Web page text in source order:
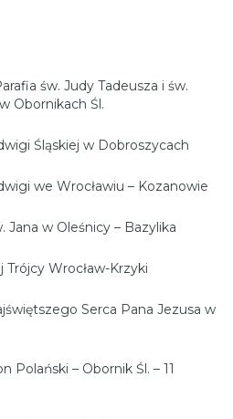
św. Judy Tadeusza i św.
Obornikach Śl.
Śląskiej w Dobroszycach
we Wrocławiu – Kozanowie
Jana w Oleśnicy – Bazylika
Trójcy Wrocław-Krzyki
Serca Pana Jezusa w
Polański – Obornik Śl. – 11